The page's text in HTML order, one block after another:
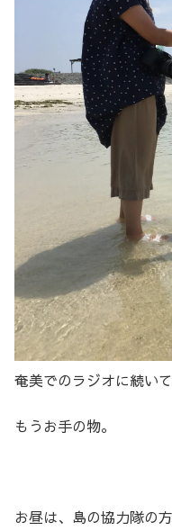
奄美でのラジオに続い
もうお手の物。
お昼は、島の協力隊の